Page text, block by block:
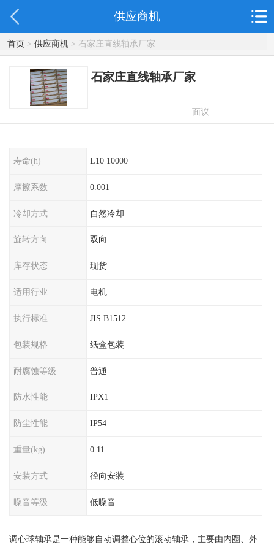
供应商机
首页> 供应商机> 石家庄直线轴承厂家
石家庄直线轴承厂家
面议
寿命(h) L10 10000
摩擦系数 0.001
冷却方式 自然冷却
旋转方向 双向
库存状态 现货
适用行业 电机
执行标准 JIS B1512
包装规格 纸盒包装
耐腐蚀等级 普通
防水性能 IPX1
防尘性能 IP54
重量(kg) 0.11
安装方式 径向安装
噪音等级 低噪音
调心球轴承是一种能够自动调整心位的滚动轴承，主要由内圈、外